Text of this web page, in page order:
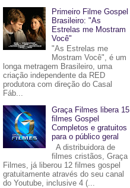
Primeiro Filme Gospel
Brasileiro: "As
Estrelas me Mostram
Você"
"As Estrelas me
Mostram Você", é um
longa metragem Brasileiro, uma
criação independente da RED
produtora com direção do Casal
Fáb...
Graça Filmes libera 15
filmes Gospel
Completos e gratuitos
para o público geral
A distribuidora de
filmes cristãos, Graça
Filmes, já liberou 12 filmes gospel
gratuitamente através do seu canal
do Youtube, inclusive 4 (...